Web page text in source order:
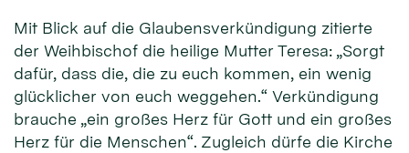
Mit Blick auf die Glaubensverkündigung zitierte
der Weihbischof die heilige Mutter Teresa: „Sorgt
dafür, dass die, die zu euch kommen, ein wenig
glücklicher von euch weggehen.“ Verkündigung
brauche „ein großes Herz für Gott und ein großes
Herz für die Menschen“. Zugleich dürfe die Kirche